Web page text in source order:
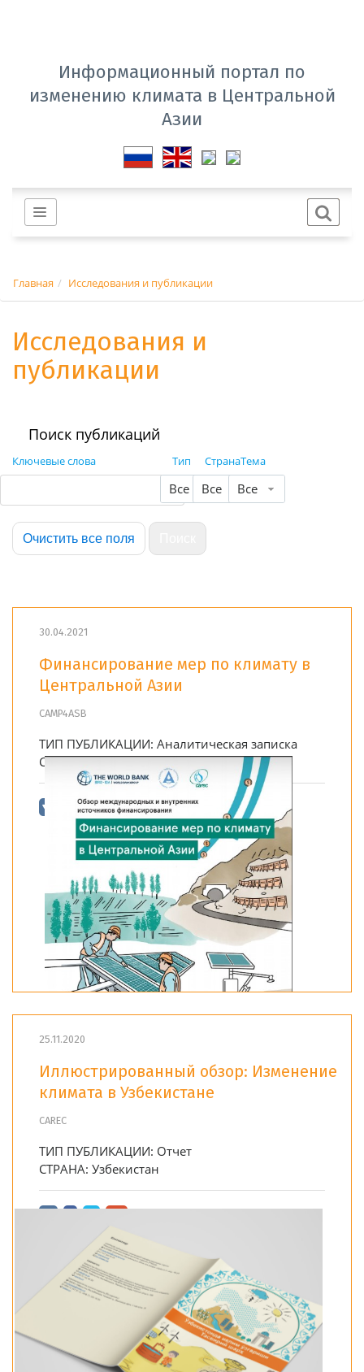
Информационный портал по
изменению климата в Центральной
Азии
Главная Исследования и публикации
Исследования и
публикации
Поиск публикаций
Ключевые слова Тип
Все
Страна
Все
Тема
Все
30.04.2021
Финансирование мер по климату в
Центральной Азии
CAMP4ASB
ТИП ПУБЛИКАЦИИ: Аналитическая записка
СТРАНА:Региональный
25.11.2020
Иллюстрированный обзор: Изменение
климата в Узбекистане
CAREC
ТИП ПУБЛИКАЦИИ: Отчет
СТРАНА: Узбекистан